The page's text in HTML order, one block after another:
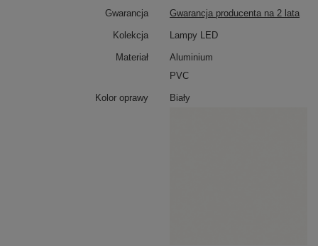
Gwarancja Gwarancja producenta na 2 lata
Kolekcja Lampy LED
Materiał
Aluminium
PVC
Kolor oprawy Biały